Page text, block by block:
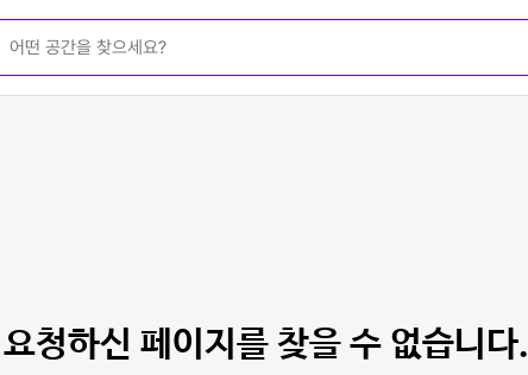
요청하신 페이지를 찾을 수 없습니다.